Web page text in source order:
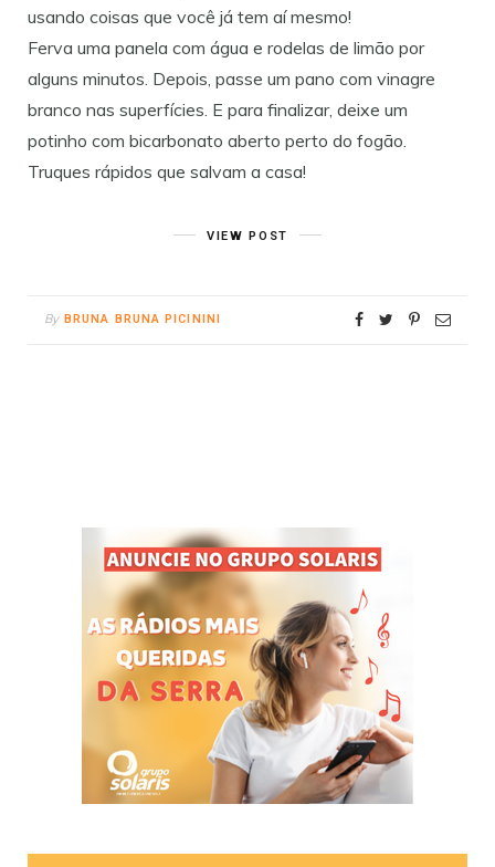
usando coisas que você já tem aí mesmo!
Ferva uma panela com água e rodelas de limão por
alguns minutos. Depois, passe um pano com vinagre
branco nas superfícies. E para finalizar, deixe um
potinho com bicarbonato aberto perto do fogão.
Truques rápidos que salvam a casa!
VIEW POST
By BRUNA BRUNA PICININI